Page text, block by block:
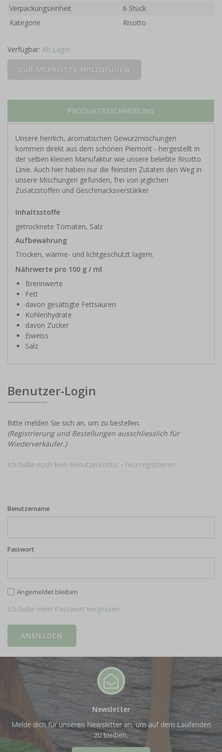
Verpackungseinheit
6 Stück
Kategorie
Risotto
Verfügbar: Ab Lager
PRODUKTBESCHREIBUNG
Unsere herrlich, aromatischen Gewürzmischungen
kommen direkt aus dem schönen Piemont - hergestellt in
der selben kleinen Manufaktur wie unsere beliebte Risotto
Linie. Auch hier haben nur die feinsten Zutaten den Weg in
unsere Mischungen gefunden, frei von jeglichen
Zusatzstoffen und Geschmacksverstärker
Inhaltsstoffe
getrocknete Tomaten, Salz
Aufbewahrung
Trocken, wärme- und lichtgeschützt lagern.
Nährwerte pro 100 g / ml
Brennwerte
Fett
davon gesättigte Fettsäuren
Kohlenhydrate
davon Zucker
Eiweiss
Salz
Benutzer-Login
Bitte melden Sie sich an, um zu bestellen.
(Registrierung und Bestellungen ausschliesslich für
Wiederverkäufer.)
Ich habe noch kein Benutzerkonto – neu registrieren
Benutzername
Passwort
Angemeldet bleiben
Ich habe mein Passwort vergessen.
Newsletter
Melde dich für unseren Newsletter an, um auf dem Laufenden
zu bleiben.